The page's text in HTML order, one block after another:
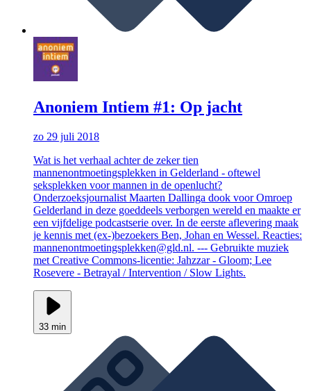
Anoniem Intiem #1: Op jacht
zo 29 juli 2018
Wat is het verhaal achter de zeker tien
mannenontmoetingsplekken in Gelderland - oftewel
seksplekken voor mannen in de openlucht?
Onderzoeksjournalist Maarten Dallinga dook voor Omroep
Gelderland in deze goeddeels verborgen wereld en maakte er
een vijfdelige podcastserie over. In de eerste aflevering maak
je kennis met (ex-)bezoekers Ben, Johan en Wessel. Reacties:
mannenontmoetingsplekken@gld.nl. --- Gebruikte muziek
met Creative Commons-licentie: Jahzzar - Gloom; Lee
Rosevere - Betrayal / Intervention / Slow Lights.
33 min